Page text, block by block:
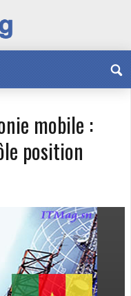
mobile :
position